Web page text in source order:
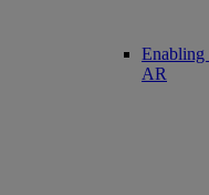
Enabling
AR